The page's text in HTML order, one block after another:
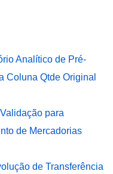
Analítico de Pré-
Coluna Qtde Original
para
de Mercadorias
de Transferência